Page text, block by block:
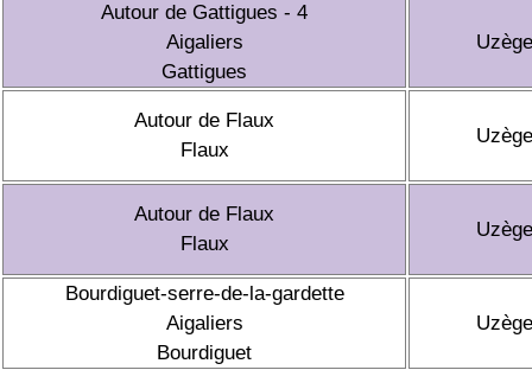
Autour de Gattigues - 4
Aigaliers
Gattigues
Uzège
Autour de Flaux
Flaux
Uzège
Autour de Flaux
Flaux
Uzège
Bourdiguet-serre-de-la-gardette
Aigaliers
Bourdiguet
Uzège